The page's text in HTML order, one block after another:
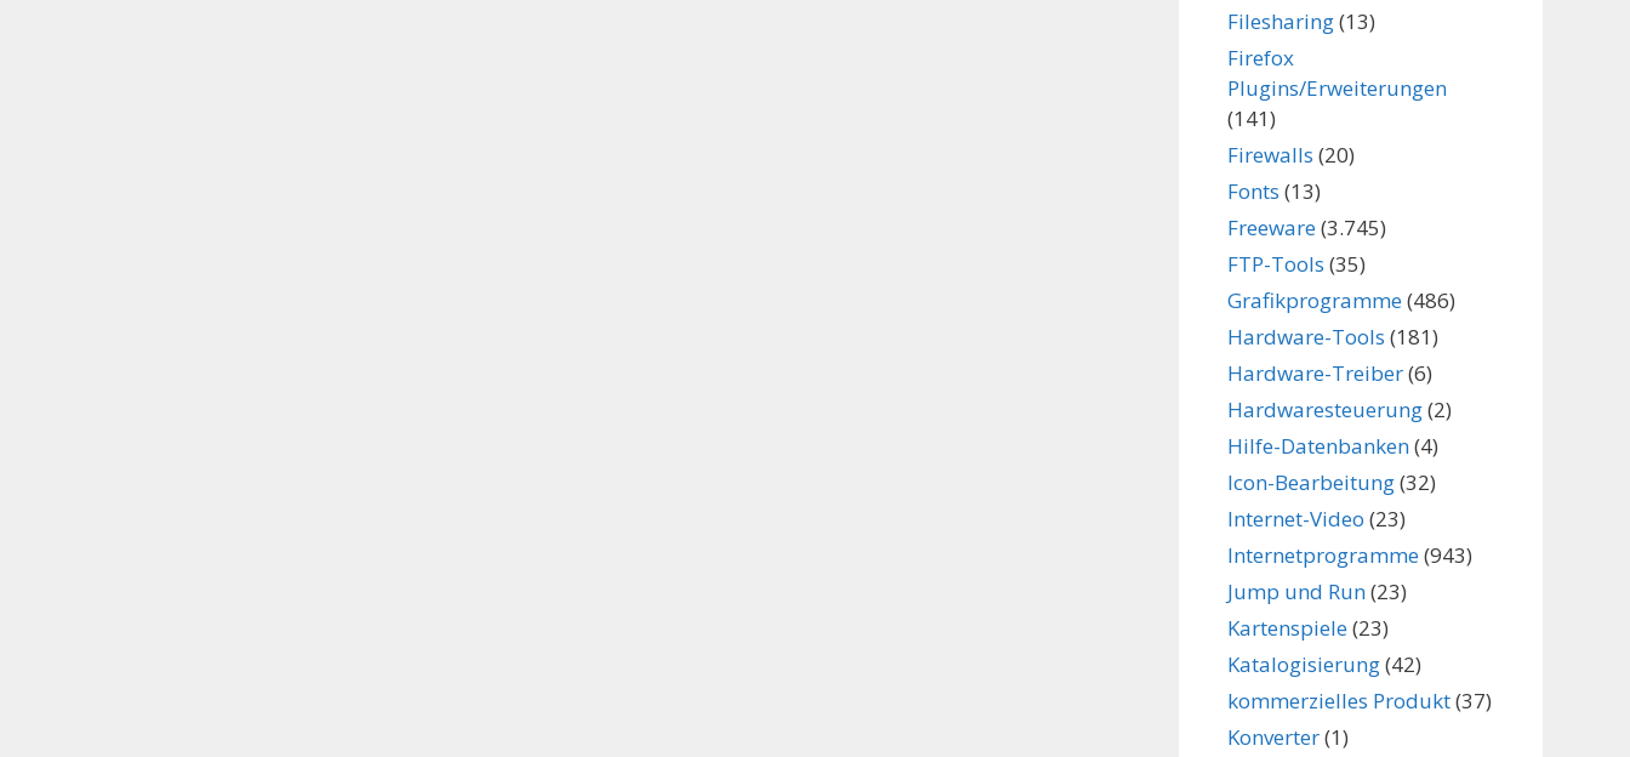
Filesharing(13)
Firefox
Plugins/Erweiterungen
(141)
Firewalls (20)
Fonts (13)
Freeware(3.745)
FTP-Tools (35)
Grafikprogramme(486)
Hardware-Tools (181)
Hardware-Treiber(6)
Hardwaresteuerung(2)
Hilfe-Datenbanken(4)
Icon-Bearbeitung(32)
Internet-Video (23)
Internetprogramme(943)
Jump und Run(23)
Kartenspiele(23)
Katalogisierung(42)
kommerzielles Produkt(37)
Konverter(1)